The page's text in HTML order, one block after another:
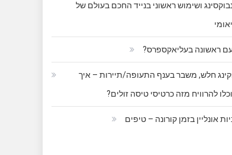
ושימוש ראשוני בנייד החכם בעולם של
ראשונה בעליאקספרס?
חלש, משבר בענף התעופה/תיירות – איך
להרוויח מזה כרטיסי טיסה זולים?
אונליין בזמן קורונה – טיפים